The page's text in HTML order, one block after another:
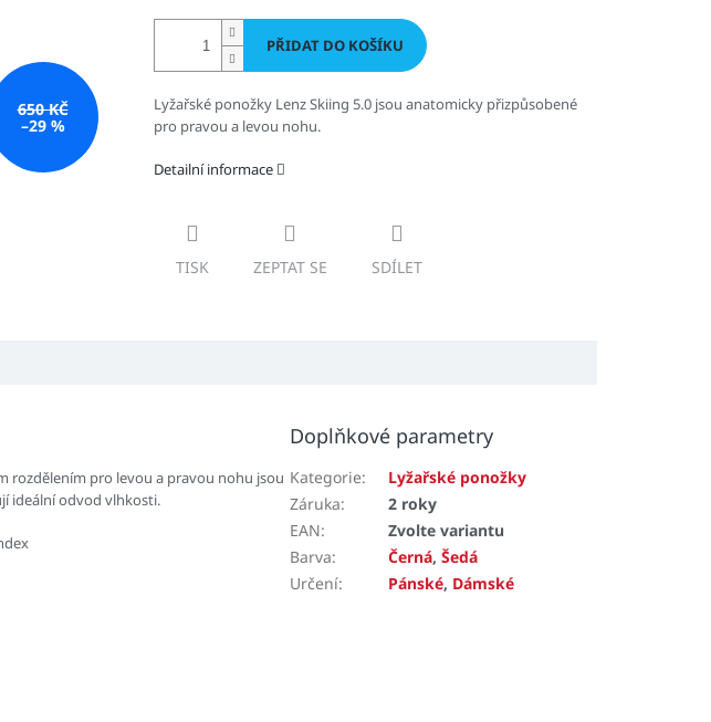
650 KČ
–29 %
PŘIDAT DO KOŠÍKU
Lyžařské ponožky Lenz Skiing 5.0 jsou anatomicky přizpůsobené
pro pravou a levou nohu.
Detailní informace
TISK ZEPTAT SE SDÍLET
rozdělením pro levou a pravou nohu jsou
ideální odvod vlhkosti.
Doplňkové parametry
Kategorie:
Lyžařské ponožky
Záruka:
2 roky
EAN:
Zvolte variantu
Barva: Černá,Šedá
Určení: Pánské, Dámské